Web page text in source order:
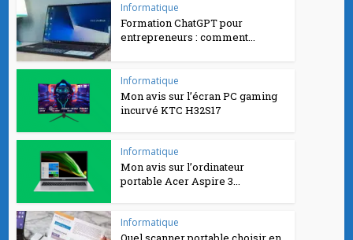
Informatique
Formation ChatGPT pour
entrepreneurs : comment...
Informatique
Mon avis sur l’écran PC gaming
incurvé KTC H32S17
Informatique
Mon avis sur l’ordinateur
portable Acer Aspire 3...
Informatique